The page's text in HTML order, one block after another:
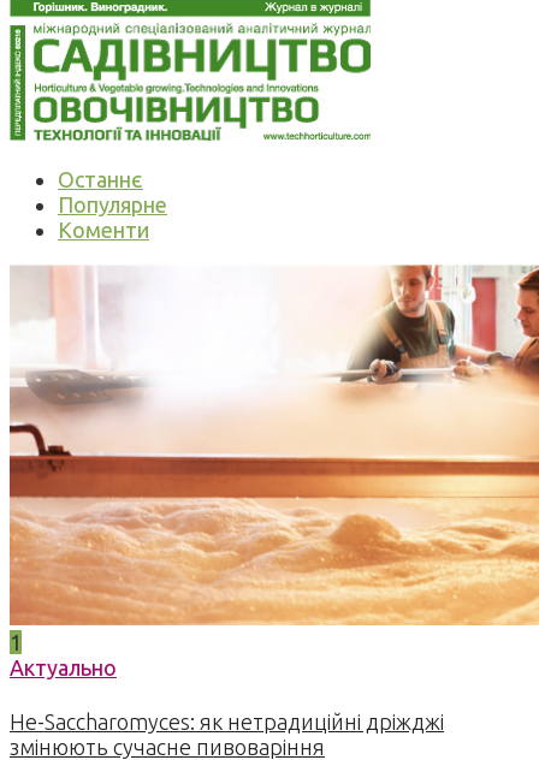
Останнє
Популярне
Коменти
1
Актуально
Не-Saccharomyces: як нетрадиційні дріжджі
змінюють сучасне пивоваріння